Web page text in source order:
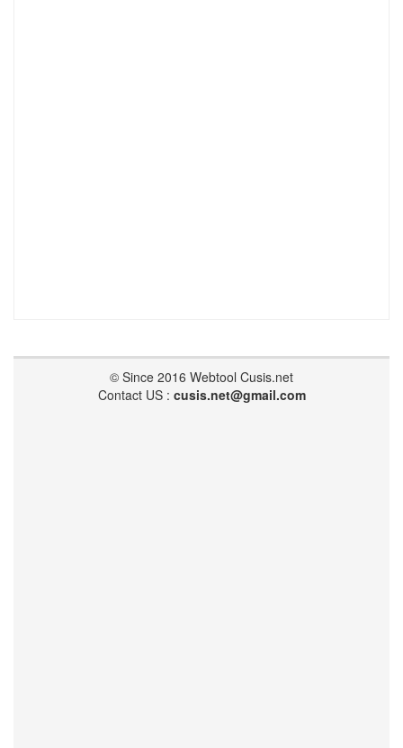
© Since 2016 Webtool Cusis.net
Contact US : cusis.net@gmail.com